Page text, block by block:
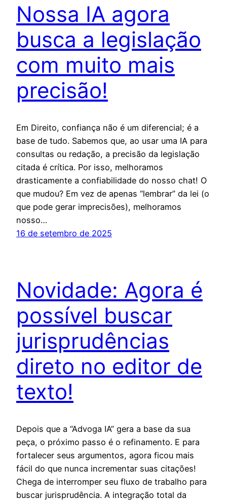
Nossa IA agora
busca a legislação
com muito mais
precisão!
Em Direito, confiança não é um diferencial; é a
base de tudo. Sabemos que, ao usar uma IA para
consultas ou redação, a precisão da legislação
citada é crítica. Por isso, melhoramos
drasticamente a confiabilidade do nosso chat! O
que mudou? Em vez de apenas “lembrar” da lei (o
que pode gerar imprecisões), melhoramos
nosso…
16 de setembro de 2025
Novidade: Agora é
possível buscar
jurisprudências
direto no editor de
texto!
Depois que a “Advoga IA” gera a base da sua
peça, o próximo passo é o refinamento. E para
fortalecer seus argumentos, agora ficou mais
fácil do que nunca incrementar suas citações!
Chega de interromper seu fluxo de trabalho para
buscar jurisprudência. A integração total da